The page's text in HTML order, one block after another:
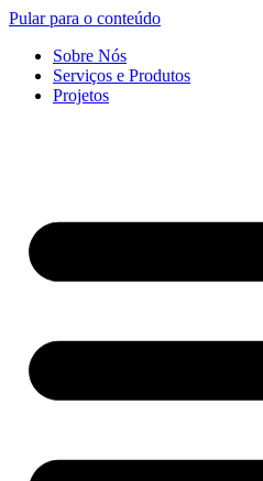
Pular para o conteúdo
Sobre Nós
Serviços e Produtos
Projetos